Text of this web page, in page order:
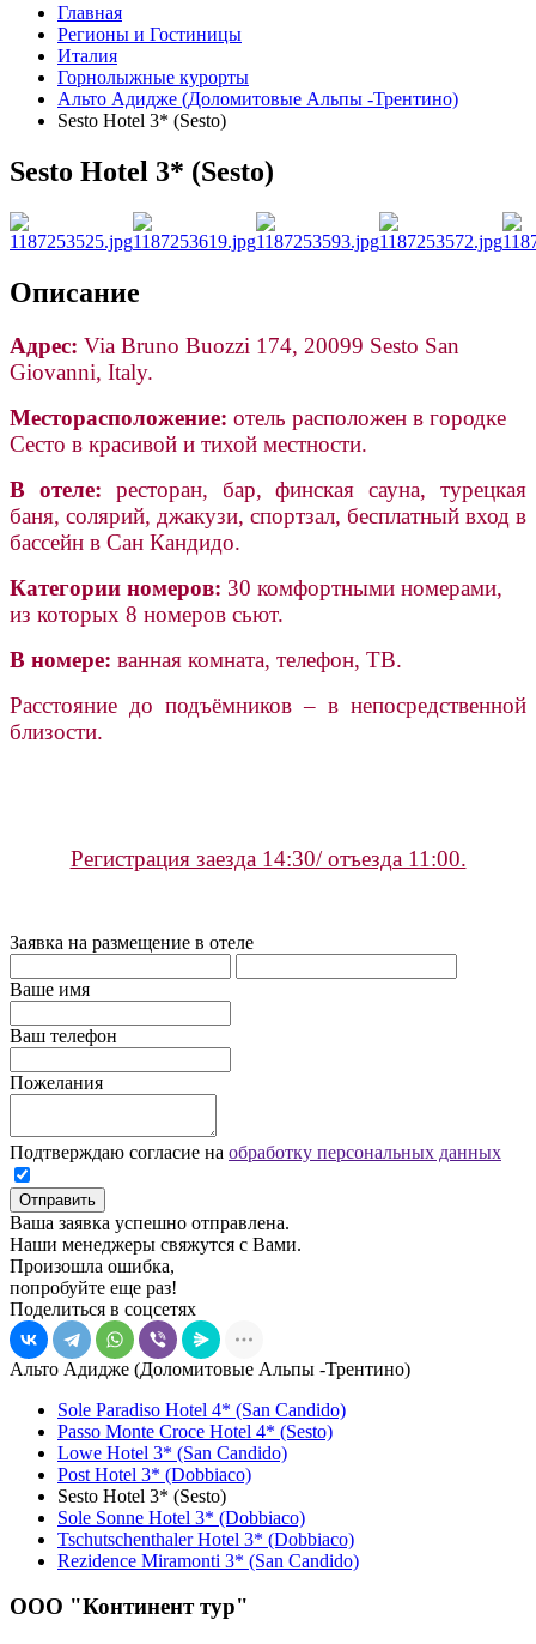
Главная
Регионы и Гостиницы
Италия
Горнолыжные курорты
Альто Адидже (Доломитовые Альпы -Трентино)
Sesto Hotel 3* (Sesto)
Sesto Hotel 3* (Sesto)
Описание
Адрес: Via Bruno Buozzi 174, 20099 Sesto San
Giovanni, Italy.
Месторасположение: отель расположен в городке
Сесто в красивой и тихой местности.
В отеле: ресторан, бар, финская сауна, турецкая
баня, солярий, джакузи, спортзал, бесплатный вход в
бассейн в Сан Кандидо.
Категории номеров: 30 комфортными номерами,
из которых 8 номеров сьют.
В номере: ванная комната, телефон, ТВ.
Расстояние до подъёмников – в непосредственной
близости.
Регистрация заезда 14:30/ отъезда 11:00.
Заявка на размещение в отеле
Ваше имя
Ваш телефон
Пожелания
Подтверждаю согласие на обработку персональных данных
Отправить
Ваша заявка успешно отправлена.
Наши менеджеры свяжутся с Вами.
Произошла ошибка,
попробуйте еще раз!
Поделиться в соцсетях
Альто Адидже (Доломитовые Альпы -Трентино)
Sole Paradiso Hotel 4* (San Candido)
Passo Monte Croce Hotel 4* (Sesto)
Lowe Hotel 3* (San Candido)
Post Hotel 3* (Dobbiaco)
Sesto Hotel 3* (Sesto)
Sole Sonne Hotel 3* (Dobbiaco)
Tschutschenthaler Hotel 3* (Dobbiaco)
Rezidence Miramonti 3* (San Candido)
ООО "Континент тур"